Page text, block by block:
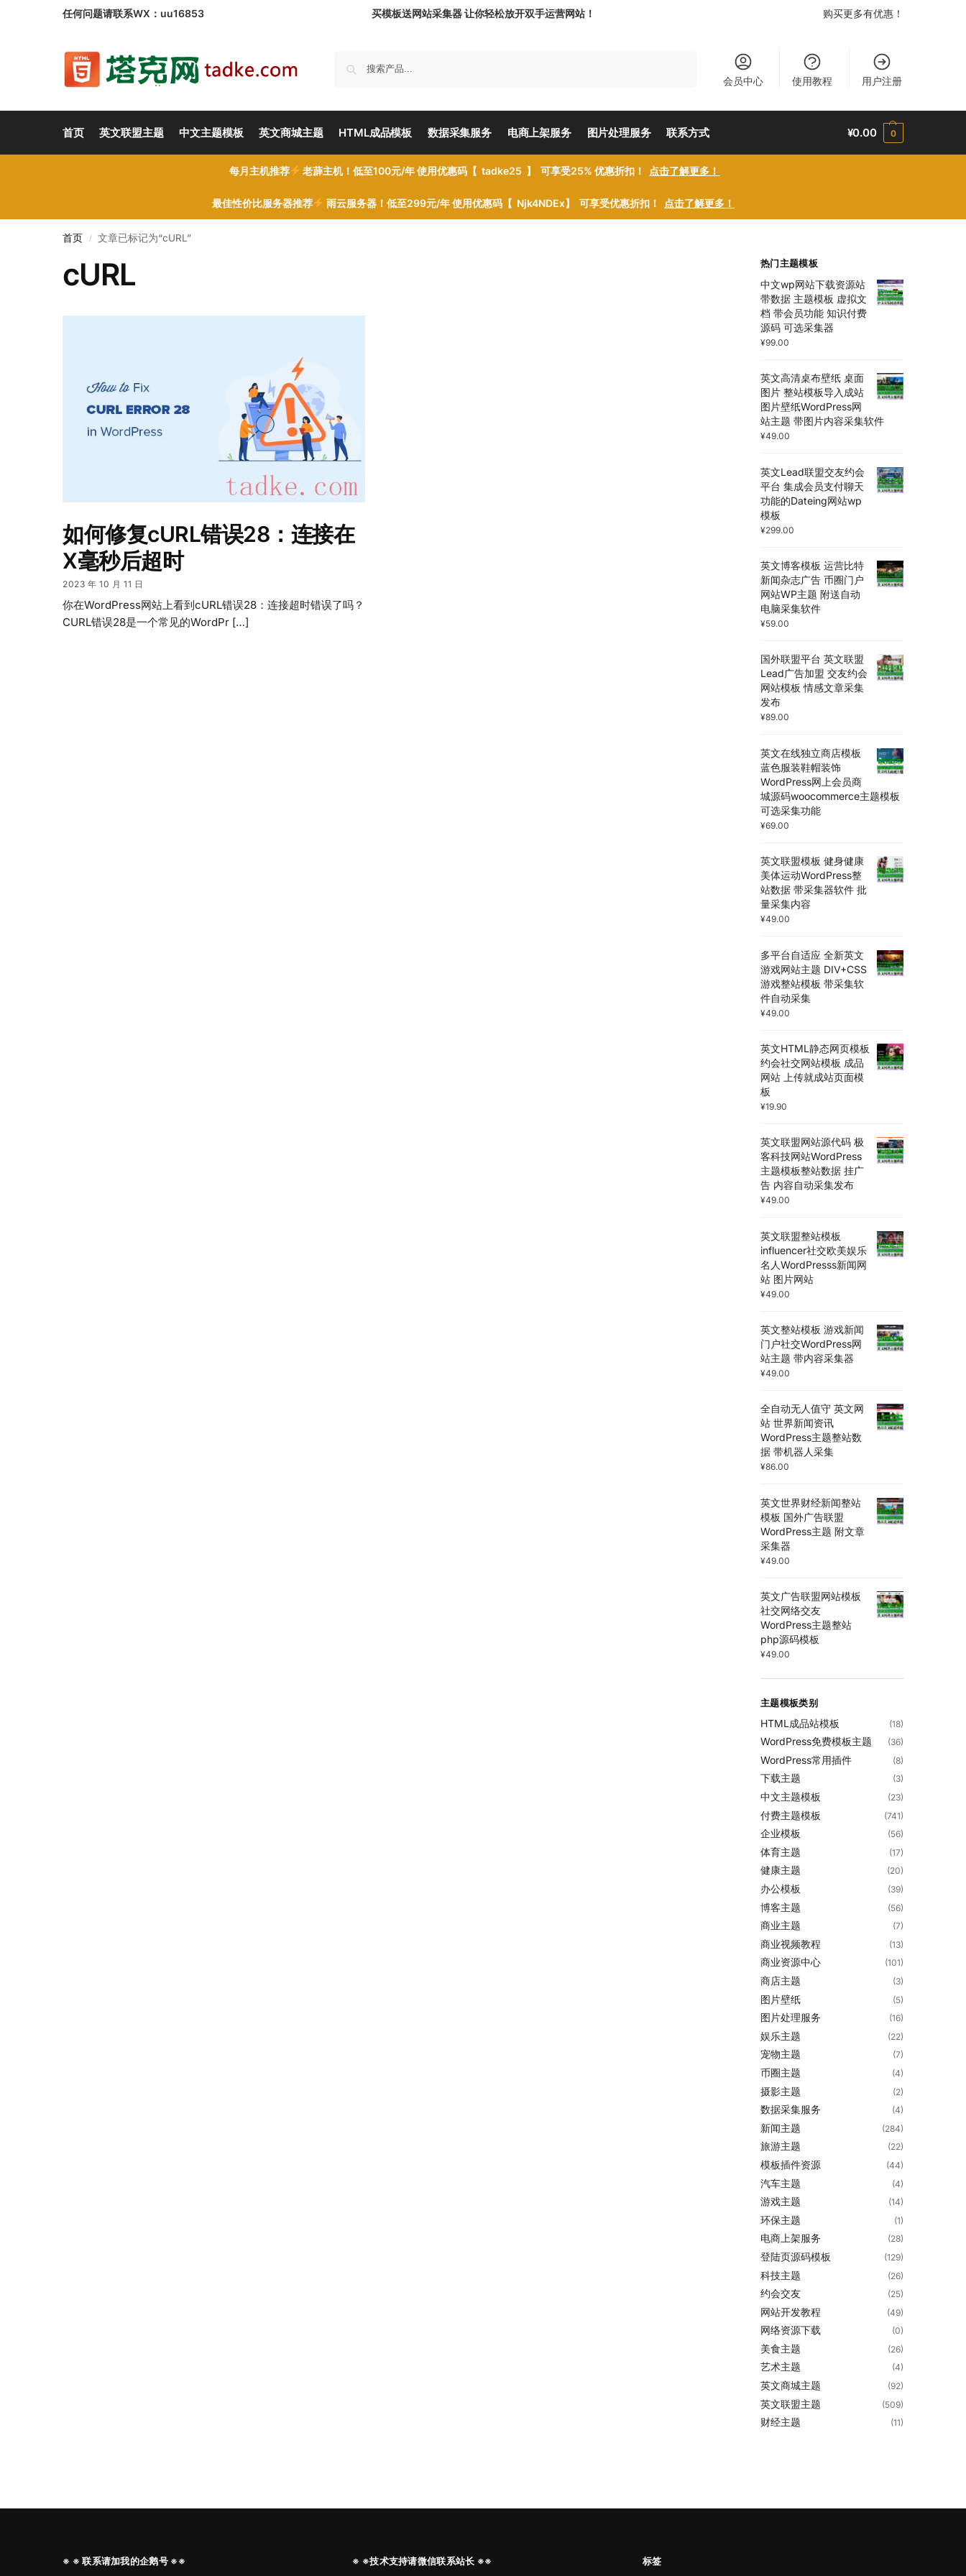
任何问题请联系WX：uu16853 买模板送网站采集器 让你轻松放开双手运营网站！ 购买更多有优惠！
会员中心 使用教程 用户注册
首页 英文联盟主题 中文主题模板 英文商城主题 HTML成品模板 数据采集服务 电商上架服务 图片处理服务 联系方式 ¥0.00 0
每月主机推荐 老薜主机！低至100元/年 使用优惠码【 tadke25 】 可享受25% 优惠折扣！ 点击了解更多！
最佳性价比服务器推荐 雨云服务器！低至299元/年 使用优惠码【 Njk4NDEx】 可享受优惠折扣！ 点击了解更多！
首页 / 文章已标记为“cURL”
cURL
如何修复cURL错误28：连接在
X毫秒后超时
2023 年 10 月 11 日
你在WordPress网站上看到cURL错误28：连接超时错误了吗？
CURL错误28是一个常见的WordPr […]
热门主题模板
中文wp网站下载资源站
带数据 主题模板 虚拟文
档 带会员功能 知识付费
源码 可选采集器
¥99.00
英文高清桌布壁纸 桌面
图片 整站模板导入成站
图片壁纸WordPress网
站主题 带图片内容采集软件
¥49.00
英文Lead联盟交友约会
平台 集成会员支付聊天
功能的Dateing网站wp
模板
¥299.00
英文博客模板 运营比特
新闻杂志广告 币圈门户
网站WP主题 附送自动
电脑采集软件
¥59.00
国外联盟平台 英文联盟
Lead广告加盟 交友约会
网站模板 情感文章采集
发布
¥89.00
英文在线独立商店模板
蓝色服装鞋帽装饰
WordPress网上会员商
城源码woocommerce主题模板
可选采集功能
¥69.00
英文联盟模板 健身健康
美体运动WordPress整
站数据 带采集器软件 批
量采集内容
¥49.00
多平台自适应 全新英文
游戏网站主题 DIV+CSS
游戏整站模板 带采集软
件自动采集
¥49.00
英文HTML静态网页模板
约会社交网站模板 成品
网站 上传就成站页面模
板
¥19.90
英文联盟网站源代码 极
客科技网站WordPress
主题模板整站数据 挂广
告 内容自动采集发布
¥49.00
英文联盟整站模板
influencer社交欧美娱乐
名人WordPresss新闻网
站 图片网站
¥49.00
英文整站模板 游戏新闻
门户社交WordPress网
站主题 带内容采集器
¥49.00
全自动无人值守 英文网
站 世界新闻资讯
WordPress主题整站数
据 带机器人采集
¥86.00
英文世界财经新闻整站
模板 国外广告联盟
WordPress主题 附文章
采集器
¥49.00
英文广告联盟网站模板
社交网络交友
WordPress主题整站
php源码模板
¥49.00
主题模板类别
HTML成品站模板 (18)
WordPress免费模板主题 (36)
WordPress常用插件 (8)
下载主题 (3)
中文主题模板 (23)
付费主题模板 (741)
企业模板 (56)
体育主题 (17)
健康主题 (20)
办公模板 (39)
博客主题 (56)
商业主题 (7)
商业视频教程 (13)
商业资源中心 (101)
商店主题 (3)
图片壁纸 (5)
图片处理服务 (16)
娱乐主题 (22)
宠物主题 (7)
币圈主题 (4)
摄影主题 (2)
数据采集服务 (4)
新闻主题 (284)
旅游主题 (22)
模板插件资源 (44)
汽车主题 (4)
游戏主题 (14)
环保主题 (1)
电商上架服务 (28)
登陆页源码模板 (129)
科技主题 (26)
约会交友 (25)
网站开发教程 (49)
网络资源下载 (0)
美食主题 (26)
艺术主题 (4)
英文商城主题 (92)
英文联盟主题 (509)
财经主题 (11)
※ ※ 联系请加我的企鹅号 ※※ ※ ※技术支持请微信联系站长 ※※ 标签